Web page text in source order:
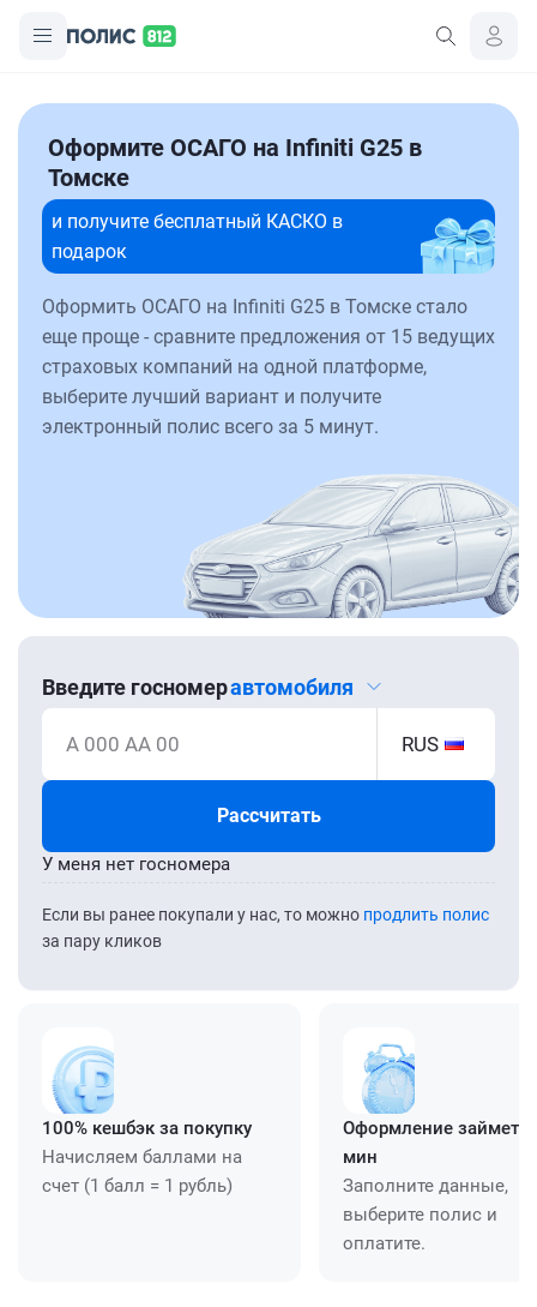
Оформите ОСАГО на Infiniti G25 в
Томске
и получите бесплатный КАСКО в
подарок
Оформить ОСАГО на Infiniti G25 в Томске стало
еще проще - сравните предложения от 15 ведущих
страховых компаний на одной платформе,
выберите лучший вариант и получите
электронный полис всего за 5 минут.
Введите госномеравтомобиля
А 000 АА 00 RUS
Рассчитать
Если вы ранее покупали у нас, то можно продлить полис
за пару кликов
У меня нет госномера
100% кешбэк за покупку
Начисляем баллами на
счет (1 балл = 1 рубль)
Оформление займет
мин
Заполните данные,
выберите полис и
оплатите.